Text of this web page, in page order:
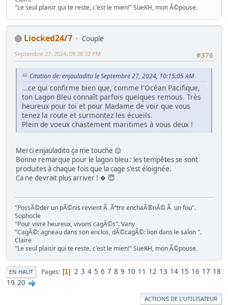
"Le seul plaisir qui te reste, c'est le mien!" SueKH, mon Ã©pouse.
Liocked24/7
Couple
#376
Septembre 27, 2024, 09:38:32 PM
Citation de: enjauladito le Septembre 27, 2024, 10:15:05 AM
...ce qui confirme bien que, comme l'Océan Pacifique,
ton Lagon Bleu connaît parfois quelques remous. Très
heureux pour toi et pour Madame de voir que vous
tenez la route et surmontez les écueils.
Plein de voeux chastement maritimes à vous deux !
Merci enjauladito ça me touche 😌
Bonne remarque pour le lagon bleu : les tempêtes se sont
produites à chaque fois que la cage s'est éloignée.
Ca ne devrait plus arriver ! 🍀 😇
"PossÃ©der un pÃ©nis revient Ã Ãªtre enchaÃ®nÃ© Ã un fou".
Sophocle
"Pour vivre heureux, vivons cagÃ©s". Vany
"CagÃ©: agneau dans son enclos, dÃ©cagÃ©: lion dans le salon ".
Claire
"Le seul plaisir qui te reste, c'est le mien!" SueKH, mon Ã©pouse.
EN HAUT Pages 1 2 3 4 5 6 7 8 9 10 11 12 13 14 15 16 17 18
19 20
ACTIONS DE L'UTILISATEUR